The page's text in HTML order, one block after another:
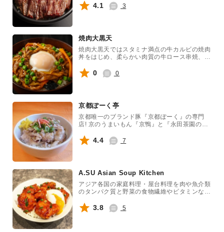
うぞ！4.1 3
焼肉大黒天
焼肉大黒天ではスタミナ満点の牛カルビの焼肉
丼をはじめ、柔らかい肉質の牛ロース串焼、コ
ニューを提供しております！
0 0
京都ぽーく亭
京都唯一のブランド豚『京都ぽーく』の専門
店! 京のうまいもん『京鴨』と『永田茶園のラ
なでおこしやす!
4.4 7
A.SU Asian Soup Kitchen
アジア各国の家庭料理・屋台料理を肉や魚介類
のタンパク質と野菜の食物繊維やビタミンなど
ジした、アジア料理専門店です。 台湾牛肉飯
(ニュウロウハン)は台湾の牛肉麺屋の裏メニュ
3.8 5